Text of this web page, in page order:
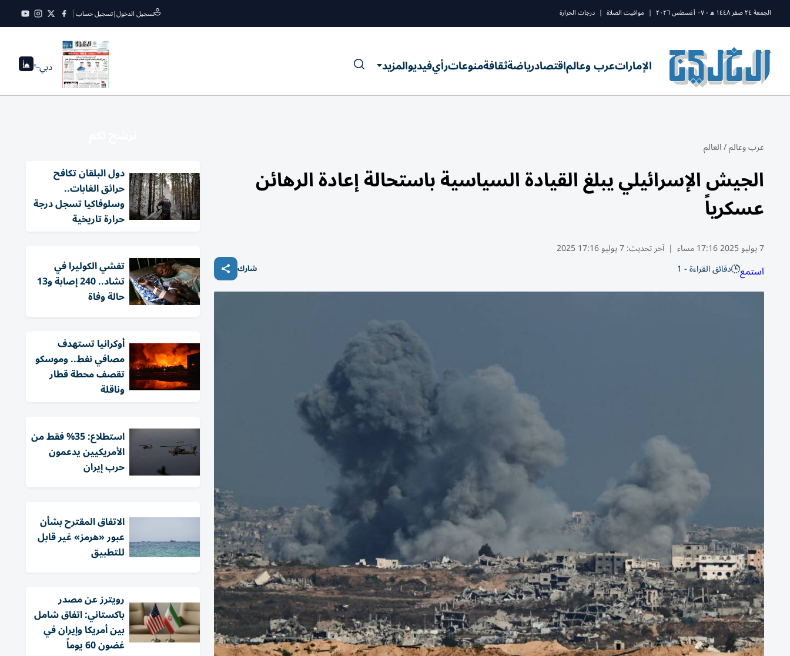
الجمعة ٢٤ صفر ١٤٤٨ ه - ٠٧ أغسطس ٢٠٢٦ | مواقيت الصلاة | درجات الحرارة تسجيل الدخول|تسجيل حساب
الإماراتعرب وعالماقتصادرياضةثقافةمنوعاترأيفيديوالمزيد دبي--°
عرب وعالم/العالم
الجيش الإسرائيلي يبلغ القيادة السياسية باستحالة إعادة الرهائن
عسكرياً
7 يوليو 2025 17:16 مساء | آخر تحديث:7 يوليو 17:16 2025
استمع دقائق القراءة - 1 شارك
دول البلقان تكافح
حرائق الغابات..
وسلوفاكيا تسجل درجة
حرارة تاريخية
تفشي الكوليرا في
تشاد.. 240 إصابة و13
حالة وفاة
أوكرانيا تستهدف
مصافي نفط.. وموسكو
تقصف محطة قطار
وناقلة
استطلاع: 35% فقط من
الأمريكيين يدعمون
حرب إيران
الاتفاق المقترح بشأن
عبور «هرمز» غير قابل
للتطبيق
‏رويترز عن مصدر
باكستاني: اتفاق شامل
بين أمريكا وإيران في
غضون 60 يوماً